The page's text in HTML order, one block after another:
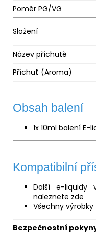
Poměr PG/VG
Složení
Název příchutě
Příchuť (Aroma)
Obsah balení
1x 10ml balení
Kompatibilní
Další e-liquidy
naleznete zde
Všechny výrobky
Bezpečnostní